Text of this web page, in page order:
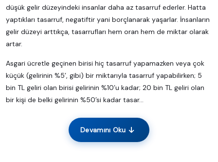
düşük gelir düzeyindeki insanlar daha az tasarruf ederler. Hatta
yaptıkları tasarruf, negatiftir yani borçlanarak yaşarlar. İnsanların
gelir düzeyi arttıkça, tasarrufları hem oran hem de miktar olarak
artar.
Asgari ücretle geçinen birisi hiç tasarruf yapamazken veya çok
küçük (gelirinin %5’, gibi) bir miktarıyla tasarruf yapabilirken; 5
bin TL geliri olan birisi gelirinin %10’u kadar; 20 bin TL geliri olan
bir kişi de belki gelirinin %50’si kadar tasar...
Devamını Oku